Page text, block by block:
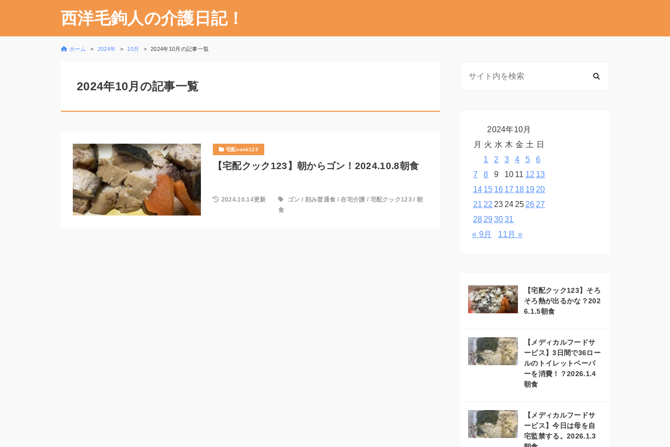
西洋毛鉤人の介護日記！
ホーム 2024年 10月 2024年10月の記事一覧
2024年10月の記事一覧
宅配cook123
【宅配クック123】朝からゴン！2024.10.8朝食
2024.10.14更新 ゴン / 刻み普通食 /在宅介護 / 宅配クック123 /朝
食
2024年10月
月 火 水 木 金 土 日
1
2 3 4 5
6
7
8 9 10 11 12 13
14 15 16 17 18 19 20
21 22 23 24 25 26 27
28 29 3031
« 9月
11月 »
【宅配クック123】そろ
そろ熱が出るかな？202
6.1.5朝食
【メディカルフードサ
ービス】3日間で36ロー
ルのトイレットペーパ
ーを消費！？2026.1.4
朝食
【メディカルフードサ
ービス】今日は母を自
宅監禁する。2026.1.3